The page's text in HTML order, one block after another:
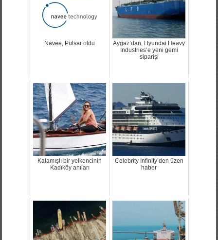
Navee, Pulsar oldu
Aygaz’dan, Hyundai Heavy
Industries’e yeni gemi
siparişi
Kalamışlı bir yelkencinin
Kadıköy anıları
Celebrity Infinity’den üzen
haber